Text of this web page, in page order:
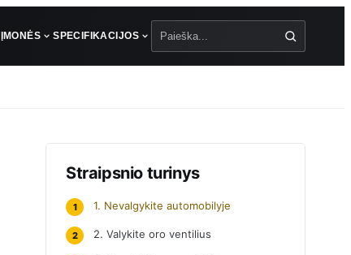
ĮMONĖS SPECIFIKACIJOS
Straipsnio turinys
1 1. Nevalgykite automobilyje
2 2. Valykite oro ventilius